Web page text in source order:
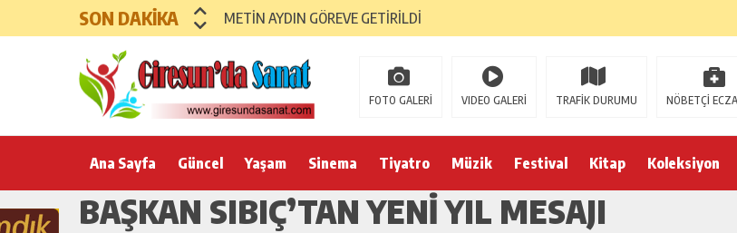
SON DAKİKA METİN AYDIN GÖREVE GETİRİLDİ
FOTO GALERİ VIDEO GALERİ TRAFİK DURUMU NÖBETÇİ
Ana Sayfa Güncel Yaşam Sinema Tiyatro Müzik Festival Kitap Koleksiyon
BAŞKAN SIBIÇ’TAN YENI YIL MESAJI